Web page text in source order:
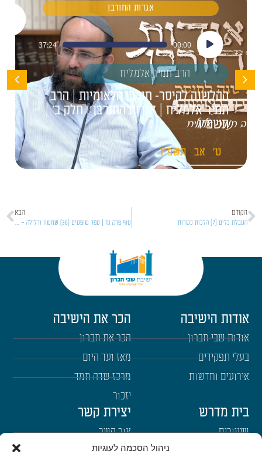
ניהול הסכמה לעוגיות
אגדות החורבן
נגן
אודיו
00:00
37:24
הרב תמיר אלמליח
ההלשנה לקיסר- חורבן הלאומיות | הרב
תמיר אלמליח | אגדות החורבן | חלק ב' |
תשפ"ו
ט' אב תשפ"ו
הקודם
הטבלת כלים [7] הלכות כשרות
הבא
סוף פרק טז | ספר שופטים [36] שמשון ודלילה – סיום שמשון
אודות הישיבה
אודות שבי חברון
בעלי תפקידים
אירועים וחדשות
הכר את הישיבה
הכר את חברון
מאז ועד היום
מרכז שדה חמד
יזכור
בית מדרש
שיעורים
יצירת קשר
צור קשר
הרשמה לשבו"ש